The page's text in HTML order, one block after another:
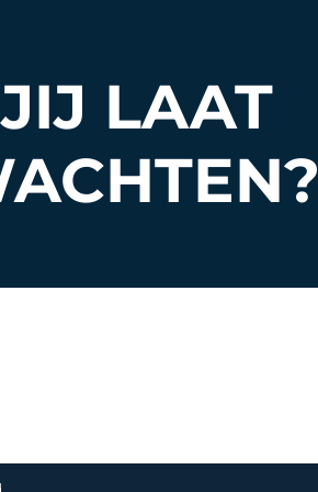
LAAT